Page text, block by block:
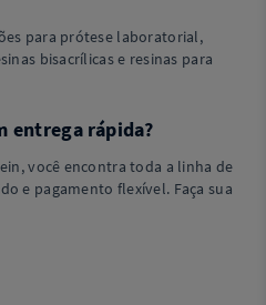
para prótese laboratorial,
bisacrílicas e resinas para
entrega rápida?
você encontra toda a linha de
e pagamento flexível. Faça sua